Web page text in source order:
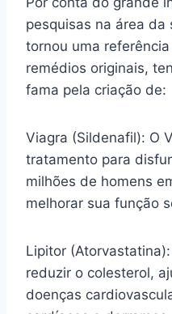
pesquisas na área da
tornou uma
remédios originais,
fama pela criação de:
Viagra (Sildenafil): O
tratamento para
milhões de homens
melhorar sua função
Lipitor
reduzir o colesterol,
doenças